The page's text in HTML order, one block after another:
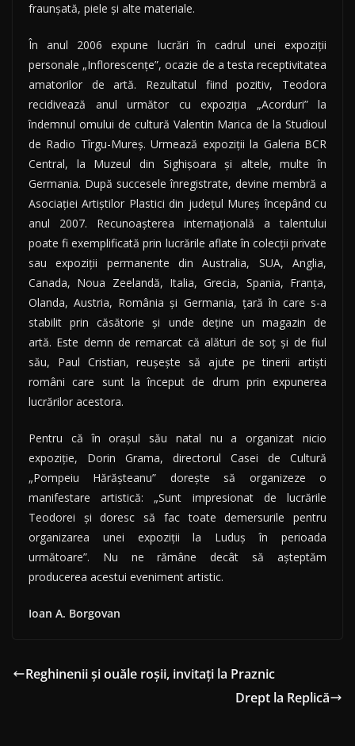
fraunşată, piele şi alte materiale.
În anul 2006 expune lucrări în cadrul unei expoziţii
personale „Inflorescenţe”, ocazie de a testa receptivitatea
amatorilor de artă. Rezultatul fiind pozitiv, Teodora
recidivează anul următor cu expoziţia „Acorduri” la
îndemnul omului de cultură Valentin Marica de la Studioul
de Radio Tîrgu-Mureş. Urmează expoziţii la Galeria BCR
Central, la Muzeul din Sighişoara şi altele, multe în
Germania. După succesele înregistrate, devine membră a
Asociaţiei Artiştilor Plastici din judeţul Mureş începând cu
anul 2007. Recunoaşterea internaţională a talentului
poate fi exemplificată prin lucrările aflate în colecţii private
sau expoziţii permanente din Australia, SUA, Anglia,
Canada, Noua Zeelandă, Italia, Grecia, Spania, Franţa,
Olanda, Austria, România şi Germania, ţară în care s-a
stabilit prin căsătorie şi unde deţine un magazin de
artă. Este demn de remarcat că alături de soţ şi de fiul
său, Paul Cristian, reuşeşte să ajute pe tinerii artişti
români care sunt la început de drum prin expunerea
lucrărilor acestora.
Pentru că în oraşul său natal nu a organizat nicio
expoziţie, Dorin Grama, directorul Casei de Cultură
„Pompeiu Hărăşteanu” doreşte să organizeze o
manifestare artistică: „Sunt impresionat de lucrările
Teodorei şi doresc să fac toate demersurile pentru
organizarea unei expoziţii la Luduş în perioada
următoare”. Nu ne rămâne decât să aşteptăm
producerea acestui eveniment artistic.
Ioan A. Borgovan
Reghinenii și ouăle roșii, invitați la Praznic
Drept la Replică